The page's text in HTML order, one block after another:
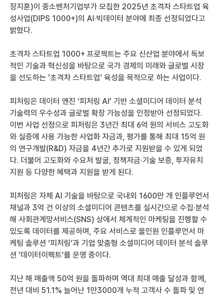
장지훈)이 중소벤처기업부가 모집한 2025년 초격차 스타트업 육
성사업(DIPS 1000+)의 AI·빅데이터 분야에 최종 선정되었다고
밝혔다.
초격차 스타트업 1000+ 프로젝트는 주요 신산업 분야에서 독보
적인 기술과 혁신성을 바탕으로 국가 경제의 미래와 글로벌 시장
을 선도하는 '초격차 스타트업' 육성을 목적으로 하는 사업이다.
피처링은 데이터 엔진 ‘피처링 AI’ 기반 소셜미디어 데이터 분석
기술력의 우수성과 글로벌 확장 가능성을 인정받아 선정되었다.
이번 사업 선정으로 피처링은 3년간 최대 6억 원의 서비스 고도화
와 실증에 사용 가능한 사업화 자금과, 평가를 통해 최대 15억 원
의 연구개발(R&D) 자금을 4년간 추가로 지원받을 수 있게 되었
다. 더불어 고도화와 수요처 발굴, 정책자금·기술 보증, 투자유치
지원 등 다양한 혜택과 지원을 받게 된다.
피처링은 자체 AI 기술을 바탕으로 국내외 1600만 개 인플루언서
채널과 3억 건 이상의 소셜미디어 콘텐츠를 실시간으로 수집·분석
해 사회관계망서비스(SNS) 상에서 체계적인 마케팅을 진행할 수
있도록 데이터를 제공하며, 주요 서비스로 올인원 인플루언서 마
케팅 솔루션 ‘피처링’과 기업 맞춤형 소셜미디어 데이터 분석 솔루
션 ‘데이터이펙트’를 운영 중이다.
지난 해 매출액 50억 원을 돌파하며 역대 최대 매출 달성과 함께,
전년 대비 51.1% 늘어난 1만3000개 누적 고객사 수 돌파 및 연